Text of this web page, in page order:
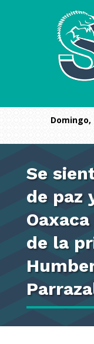
Se
de paz
de la